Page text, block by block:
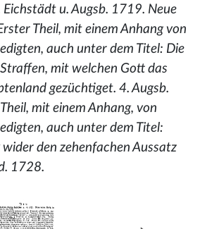
Eichstädt u. Augsb. 1719. Neue
Theil, mit einem Anhang von
auch unter dem Titel: Die
mit welchen Gott das
gezüchtiget. 4. Augsb.
mit einem Anhang, von
auch unter dem Titel:
den zehenfachen Aussatz
1728.